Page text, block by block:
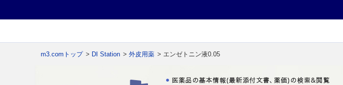
m3.comトップ > DI Station > 外皮用薬 > エンゼトニン液0.05